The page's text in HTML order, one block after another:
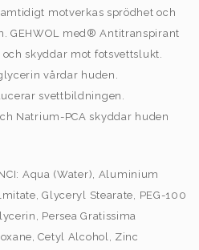
motverkas sprödhet och
GEHWOL med® Antitranspirant
skyddar mot fotsvettslukt.
vårdar huden.
svettbildningen.
Natrium-PCA skyddar huden
Aqua (Water), Aluminium
Glyceryl Stearate, PEG-100
Persea Gratissima
Cetyl Alcohol, Zinc